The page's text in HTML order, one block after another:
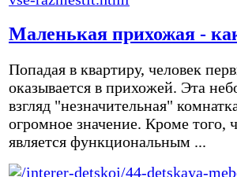
Маленькая прихожая -
Попадая в квартиру, человек
оказывается в прихожей. Эта
взгляд "незначительная"
огромное значение. Кроме того,
является функциональным ...